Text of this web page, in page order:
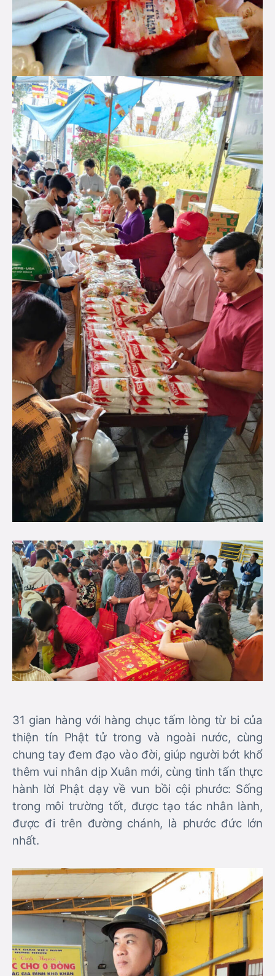
31 gian hàng với hàng chục tấm lòng từ bi của
thiện tín Phật tử trong và ngoài nước, cùng
chung tay đem đạo vào đời, giúp người bớt khổ
thêm vui nhân dịp Xuân mới, cùng tinh tấn thực
hành lời Phật dạy về vun bồi cội phước: Sống
trong môi trường tốt, được tạo tác nhân lành,
được đi trên đường chánh, là phước đức lớn
nhất.